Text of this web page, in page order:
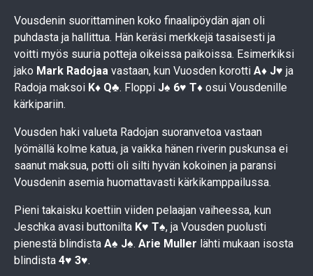
Vousdenin suorittaminen koko finaalipöydän ajan oli
puhdasta ja hallittua. Hän keräsi merkkejä tasaisesti ja
voitti myös suuria potteja oikeissa paikoissa. Esimerkiksi
jako Mark Radojaa vastaan, kun Vuosden korotti A♦ J♥ ja
Radoja maksoi K♦ Q♣. Floppi J♠ 6♥ T♦ osui Vousdenille
kärkipariin.
Vousden haki valueta Radojan suoranvetoa vastaan
lyömällä kolme katua, ja vaikka hänen riverin puskunsa ei
saanut maksua, potti oli silti hyvän kokoinen ja paransi
Vousdenin asemia huomattavasti kärkikamppailussa.
Pieni takaisku koettiin viiden pelaajan vaiheessa, kun
Jeschka avasi buttonilta K♥ T♠, ja Vousden puolusti
pienestä blindista A♠ J♠. Arie Muller lähti mukaan isosta
blindista 4♥ 3♥.